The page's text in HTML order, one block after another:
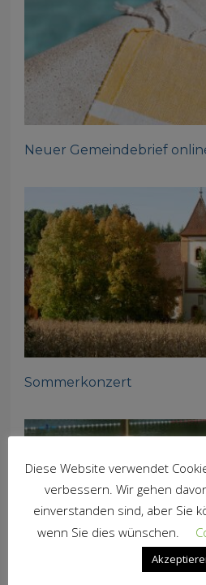
Neuer Gemeindebrief
Sommerkonzert
Diese Website verwendet
verbessern. Wir gehen
einverstanden sind, aber Sie
wenn Sie dies wünschen.